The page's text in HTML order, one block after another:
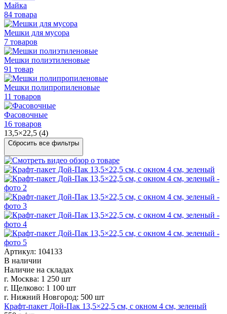
Майка
84 товара
Мешки для мусора
7 товаров
Мешки полиэтиленовые
91 товар
Мешки полипропиленовые
11 товаров
Фасовочные
16 товаров
13,5×22,5 (4)
Сбросить все фильтры
Артикул: 104133
В наличии
Наличие на складах
г. Москва: 1 250 шт
г. Щелково: 1 100 шт
г. Нижний Новгород: 500 шт
Крафт-пакет Дой-Пак 13,5×22,5 см, с окном 4 см, зеленый